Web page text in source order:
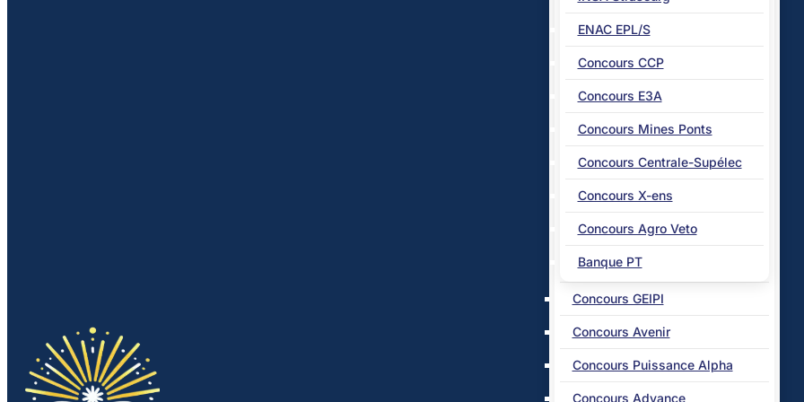
ENAC EPL/S
Concours CCP
Concours E3A
Concours Mines Ponts
Concours Centrale-Supélec
Concours X-ens
Concours Agro Veto
Banque PT
Concours GEIPI
Concours Avenir
Concours Puissance Alpha
Concours Advance